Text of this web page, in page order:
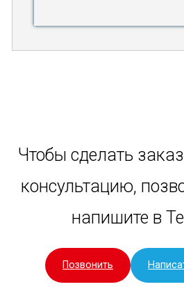
Чтобы сделать
консультацию,
напишите в
Позвонить